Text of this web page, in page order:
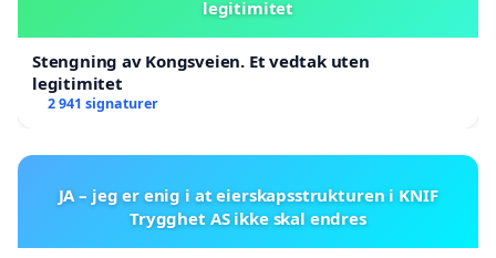
legitimitet
Stengning av Kongsveien. Et vedtak uten
legitimitet
2 941 signaturer
JA – jeg er enig i at eierskapsstrukturen i KNIF
Trygghet AS ikke skal endres